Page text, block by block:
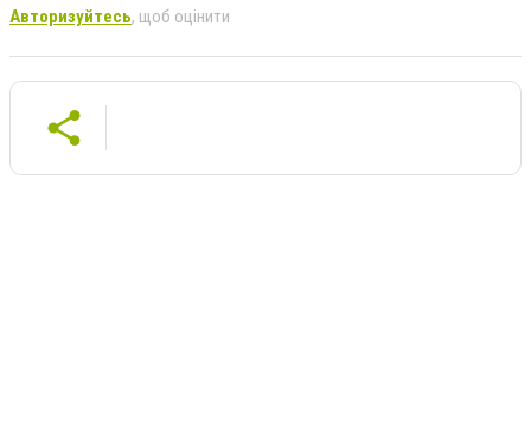
Авторизуйтесь, щоб оцінити